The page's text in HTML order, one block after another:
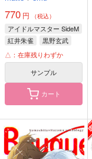
770 円 （税込）
アイドルマスター SideM
紅井朱雀
黒野玄武
△：在庫残りわずか
サンプル
カート